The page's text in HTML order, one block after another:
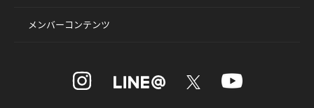
メンバーコンテンツ